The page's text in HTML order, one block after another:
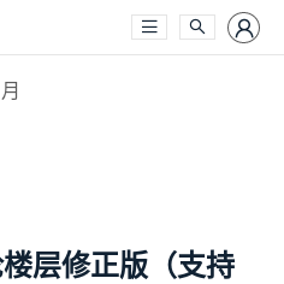
层修正版（支持